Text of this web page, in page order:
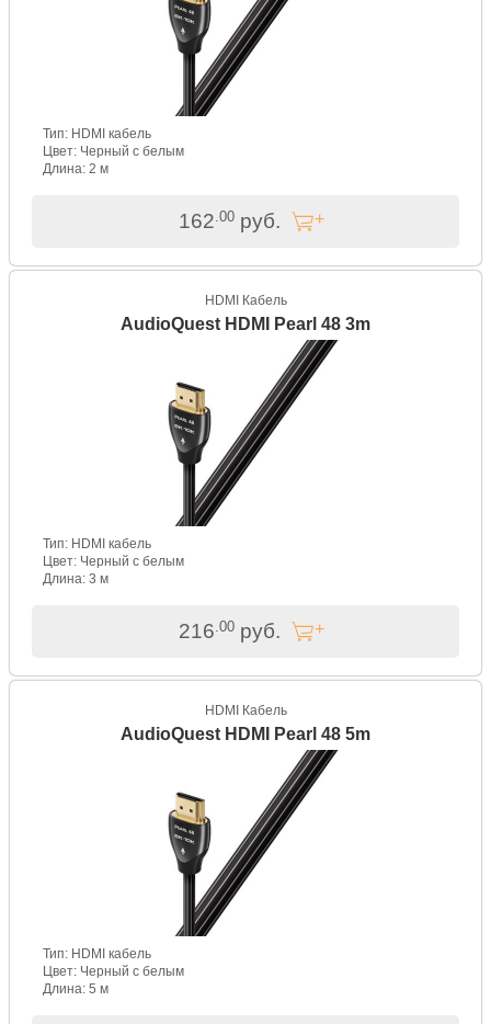
Тип: HDMI кабель
Цвет: Черный с белым
Длина: 2 м
162 .00руб.
HDMI Кабель
AudioQuest HDMI Pearl 48 3m
Тип: HDMI кабель
Цвет: Черный с белым
Длина: 3 м
216 .00руб.
HDMI Кабель
AudioQuest HDMI Pearl 48 5m
Тип: HDMI кабель
Цвет: Черный с белым
Длина: 5 м